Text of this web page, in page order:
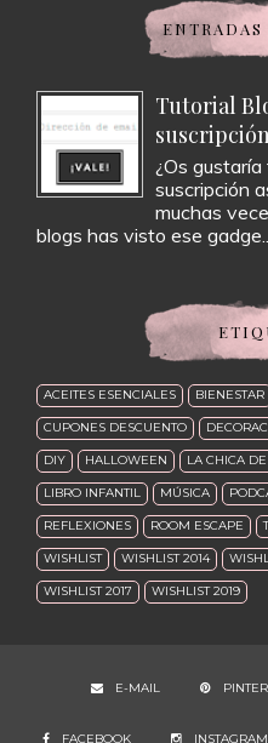
ENTRADAS
Tutorial
¿Os
suscripción
muchas
blogs has visto ese
ACEITES ESENCIALES BIENESTAR
CUPONES DESCUENTO
DIY HALLOWEEN LA CHICA
LIBRO INFANTIL MÚSICA
REFLEXIONES ROOM ESCAPE
WISHLIST WISHLIST 2014
WISHLIST 2017 WISHLIST 2019
E-MAIL
FACEBOOK INSTAGRAM